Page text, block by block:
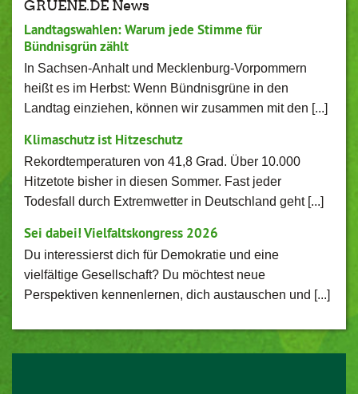
GRUENE.DE News
Landtagswahlen: Warum jede Stimme für
Bündnisgrün zählt
In Sachsen-Anhalt und Mecklenburg-Vorpommern
heißt es im Herbst: Wenn Bündnisgrüne in den
Landtag einziehen, können wir zusammen mit den [...]
Klimaschutz ist Hitzeschutz
Rekordtemperaturen von 41,8 Grad. Über 10.000
Hitzetote bisher in diesen Sommer. Fast jeder
Todesfall durch Extremwetter in Deutschland geht [...]
Sei dabei! Vielfaltskongress 2026
Du interessierst dich für Demokratie und eine
vielfältige Gesellschaft? Du möchtest neue
Perspektiven kennenlernen, dich austauschen und [...]